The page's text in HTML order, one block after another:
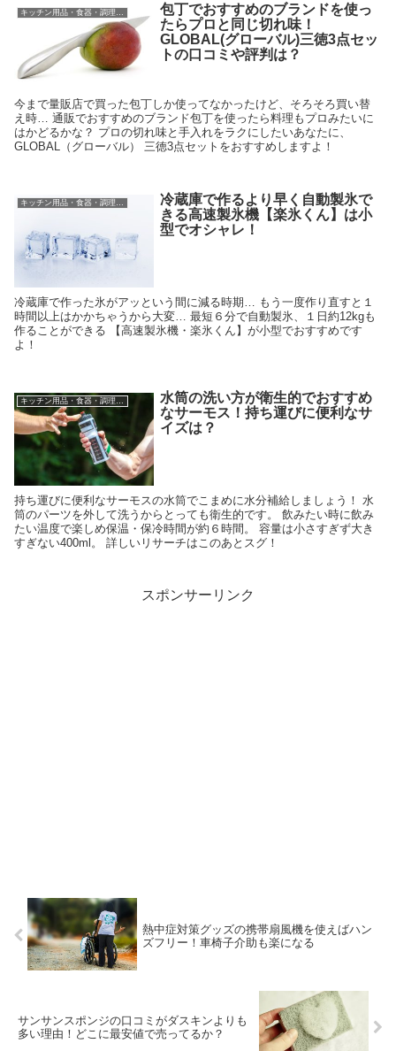
包丁でおすすめのブランドを使っ
たらプロと同じ切れ味！
GLOBAL(グローバル)三徳3点セッ
トの口コミや評判は？
今まで量販店で買った包丁しか使ってなかったけど、そろそろ買い替
え時… 通販でおすすめのブランド包丁を使ったら料理もプロみたいに
はかどるかな？ プロの切れ味と手入れをラクにしたいあなたに、
GLOBAL（グローバル） 三徳3点セットをおすすめしますよ！
冷蔵庫で作るより早く自動製氷で
きる高速製氷機【楽氷くん】は小
型でオシャレ！
冷蔵庫で作った氷がアッという間に減る時期… もう一度作り直すと１
時間以上はかかちゃうから大変… 最短６分で自動製氷、１日約12kgも
作ることができる 【高速製氷機・楽氷くん】が小型でおすすめです
よ！
水筒の洗い方が衛生的でおすすめ
なサーモス！持ち運びに便利なサ
イズは？
持ち運びに便利なサーモスの水筒でこまめに水分補給しましょう！ 水
筒のパーツを外して洗うからとっても衛生的です。 飲みたい時に飲み
たい温度で楽しめ保温・保冷時間が約６時間。 容量は小さすぎず大き
すぎない400ml。 詳しいリサーチはこのあとスグ！
スポンサーリンク
熱中症対策グッズの携帯扇風機を使えばハン
ズフリー！車椅子介助も楽になる
サンサンスポンジの口コミがダスキンよりも
多い理由！どこに最安値で売ってるか？